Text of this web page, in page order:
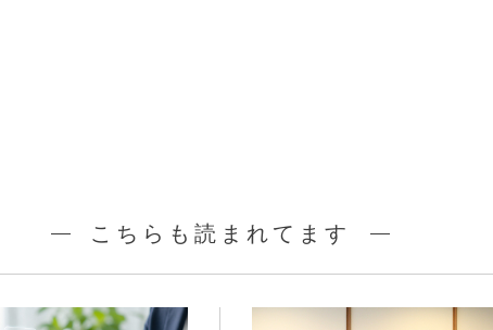
こちらも読まれてます